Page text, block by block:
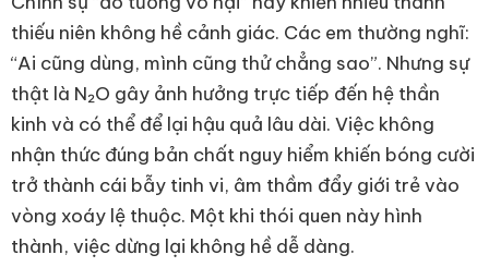
thiếu niên không hề cảnh giác. Các em thường nghĩ:
“Ai cũng dùng, mình cũng thử chẳng sao”. Nhưng sự
thật là N₂O gây ảnh hưởng trực tiếp đến hệ thần
kinh và có thể để lại hậu quả lâu dài. Việc không
nhận thức đúng bản chất nguy hiểm khiến bóng cười
trở thành cái bẫy tinh vi, âm thầm đẩy giới trẻ vào
vòng xoáy lệ thuộc. Một khi thói quen này hình
thành, việc dừng lại không hề dễ dàng.